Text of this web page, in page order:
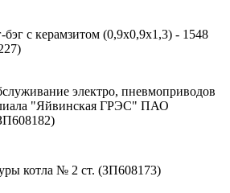
бэг с керамзитом (0,9х0,9х1,3) - 1548
электро, пневмоприводов
"Яйвинская ГРЭС" ПАО
котла № 2 ст. (ЗП608173)